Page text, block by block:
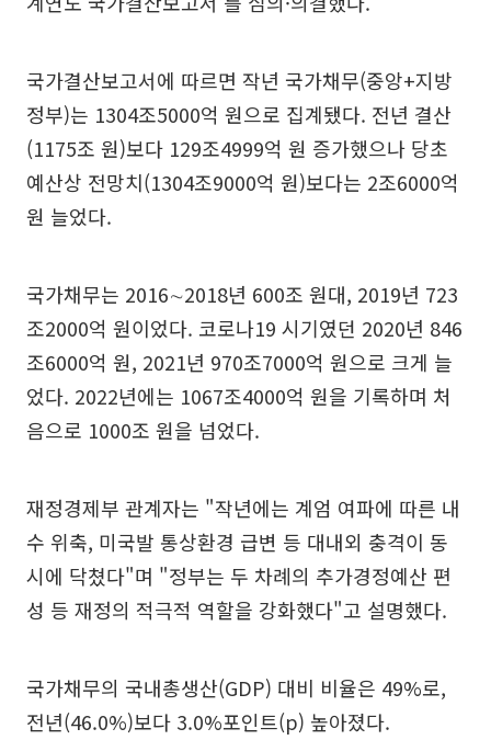
국가결산보고서에 따르면 작년 국가채무(중앙+지방
정부)는 1304조5000억 원으로 집계됐다. 전년 결산
(1175조 원)보다 129조4999억 원 증가했으나 당초
예산상 전망치(1304조9000억 원)보다는 2조6000억
원 늘었다.
국가채무는 2016∼2018년 600조 원대, 2019년 723
조2000억 원이었다. 코로나19 시기였던 2020년 846
조6000억 원, 2021년 970조7000억 원으로 크게 늘
었다. 2022년에는 1067조4000억 원을 기록하며 처
음으로 1000조 원을 넘었다.
재정경제부 관계자는 "작년에는 계엄 여파에 따른 내
수 위축, 미국발 통상환경 급변 등 대내외 충격이 동
시에 닥쳤다"며 "정부는 두 차례의 추가경정예산 편
성 등 재정의 적극적 역할을 강화했다"고 설명했다.
국가채무의 국내총생산(GDP) 대비 비율은 49%로,
전년(46.0%)보다 3.0%포인트(p) 높아졌다.